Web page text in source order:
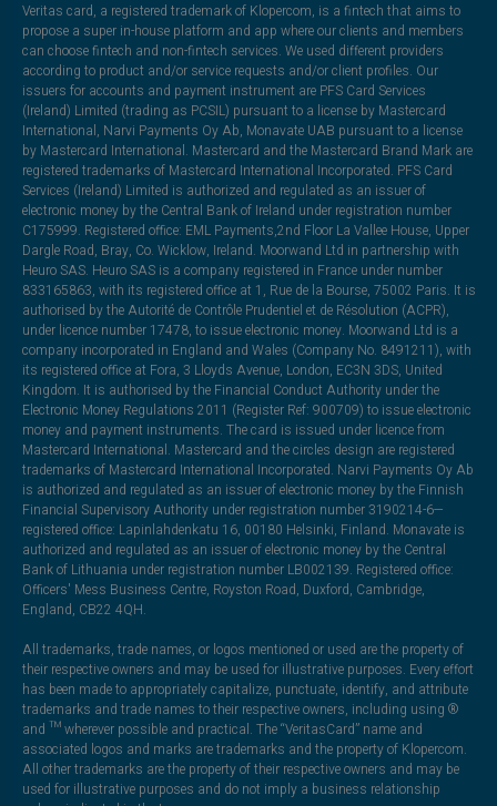
Veritas card, a registered trademark of Klopercom, is a fintech that aims to
propose a super in-house platform and app where our clients and members
can choose fintech and non-fintech services. We used different providers
according to product and/or service requests and/or client profiles. Our
issuers for accounts and payment instrument are PFS Card Services
(Ireland) Limited (trading as PCSIL) pursuant to a license by Mastercard
International, Narvi Payments Oy Ab, Monavate UAB pursuant to a license
by Mastercard International. Mastercard and the Mastercard Brand Mark are
registered trademarks of Mastercard International Incorporated. PFS Card
Services (Ireland) Limited is authorized and regulated as an issuer of
electronic money by the Central Bank of Ireland under registration number
C175999. Registered office: EML Payments,2nd Floor La Vallee House, Upper
Dargle Road, Bray, Co. Wicklow, Ireland. Moorwand Ltd in partnership with
Heuro SAS. Heuro SAS is a company registered in France under number
833165863, with its registered office at 1, Rue de la Bourse, 75002 Paris. It is
authorised by the Autorité de Contrôle Prudentiel et de Résolution (ACPR),
under licence number 17478, to issue electronic money. Moorwand Ltd is a
company incorporated in England and Wales (Company No. 8491211), with
its registered office at Fora, 3 Lloyds Avenue, London, EC3N 3DS, United
Kingdom. It is authorised by the Financial Conduct Authority under the
Electronic Money Regulations 2011 (Register Ref: 900709) to issue electronic
money and payment instruments. The card is issued under licence from
Mastercard International. Mastercard and the circles design are registered
trademarks of Mastercard International Incorporated. Narvi Payments Oy Ab
is authorized and regulated as an issuer of electronic money by the Finnish
Financial Supervisory Authority under registration number 3190214-6—
registered office: Lapinlahdenkatu 16, 00180 Helsinki, Finland. Monavate is
authorized and regulated as an issuer of electronic money by the Central
Bank of Lithuania under registration number LB002139. Registered office:
Officers' Mess Business Centre, Royston Road, Duxford, Cambridge,
England, CB22 4QH.
All trademarks, trade names, or logos mentioned or used are the property of
their respective owners and may be used for illustrative purposes. Every effort
has been made to appropriately capitalize, punctuate, identify, and attribute
trademarks and trade names to their respective owners, including using ®
and ™ wherever possible and practical. The “VeritasCard” name and
associated logos and marks are trademarks and the property of Klopercom.
All other trademarks are the property of their respective owners and may be
used for illustrative purposes and do not imply a business relationship